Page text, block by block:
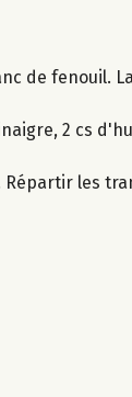
de fenouil.
2 cs
les